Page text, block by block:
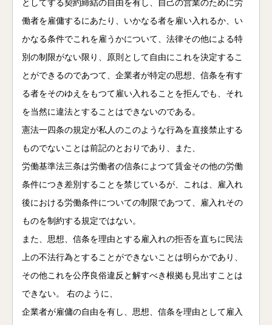
としてする契約締結の自由を有し、自己の営業のために労
働者を雇傭するにあたり、いかなる者を雇い入れるか、い
かなる条件でこれを雇うかについて、法律その他による特
別の制限がない限り、原則として自由にこれを決定するこ
とができるのであつて、企業者が特定の思想、信条を有す
る者をそのゆえをもつて雇い入れることを拒んでも、それ
を当然に違法とすることはできないのである。
憲法一四条の規定が私人のこのような行為を直接禁止する
ものでないことは前記のとおりであり、また、
労働基準法三条は労働者の信条によつて賃金その他の労働
条件につき差別することを禁じているが、これは、雇入れ
後における労働条件についての制限であつて、雇入れその
ものを制約する規定ではない。
また、思想、信条を理由とする雇入れの拒否を直ちに民法
上の不法行為とすることができないことは明らかであり、
その他これを公序良俗違反と解すべき根拠も見出すことは
できない。 右のように、
企業者が雇傭の自由を有し、思想、信条を理由として雇入